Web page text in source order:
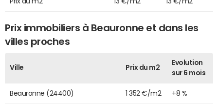
Prix immobiliers à Beauronne et dans les
villes proches
Ville Prix du m2
Evolution
sur 6 mois
Beauronne (24400) 1 352 €/m2 +8 %